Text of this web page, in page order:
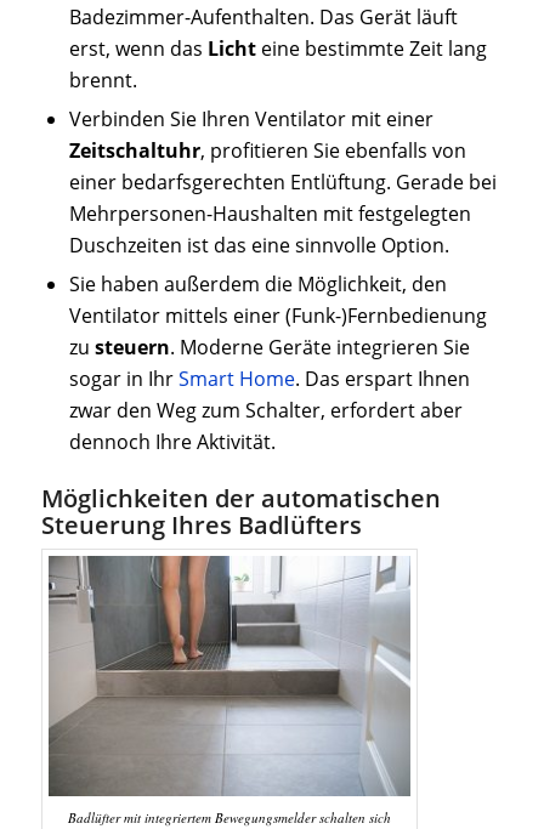
Badezimmer-Aufenthalten. Das Gerät läuft
erst, wenn das Lichteine bestimmte Zeit lang
brennt.
Verbinden Sie Ihren Ventilator mit einer
Zeitschaltuhr, profitieren Sie ebenfalls von
einer bedarfsgerechten Entlüftung. Gerade bei
Mehrpersonen-Haushalten mit festgelegten
Duschzeiten ist das eine sinnvolle Option.
Sie haben außerdem die Möglichkeit, den
Ventilator mittels einer (Funk-)Fernbedienung
zu steuern. Moderne Geräte integrieren Sie
sogar in IhrSmart Home. Das erspart Ihnen
zwar den Weg zum Schalter, erfordert aber
dennoch Ihre Aktivität.
Möglichkeiten der automatischen
Steuerung Ihres Badlüfters
Badlüfter mit integriertem Bewegungsmelder schalten sich